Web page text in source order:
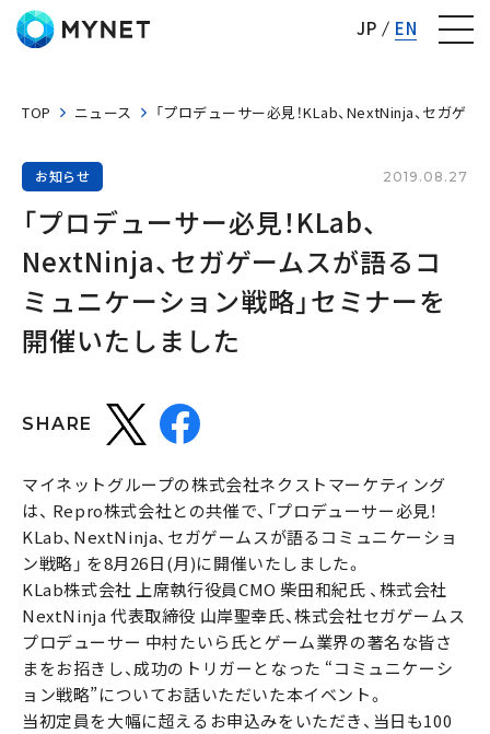
JP EN
TOP ニュース 「プロデューサー必見！KLab、NextNinja、セガ
お知らせ 2019.08.27
「プロデューサー必見！KLab、
NextNinja、セガゲームスが語るコ
ミュニケーション戦略」セミナーを
開催いたしました
SHARE
マイネットグループの株式会社ネクストマーケティング
は、 Repro株式会社との共催で、「プロデューサー必見！
KLab、NextNinja、セガゲームスが語るコミュニケーショ
ン戦略」 を8月26日(月)に開催いたしました。
KLab株式会社 上席執行役員CMO 柴田和紀氏 、株式会社
NextNinja 代表取締役 山岸聖幸氏、株式会社セガゲームス
プロデューサー 中村たいら氏とゲーム業界の著名な皆さ
まをお招きし、成功のトリガーとなった “コミュニケーシ
ョン戦略”についてお話いただいた本イベント。
当初定員を大幅に超えるお申込みをいただき、当日も100